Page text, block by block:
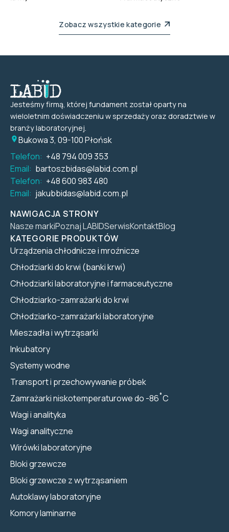
Zobacz wszystkie kategorie
Jesteśmy firmą, której fundament został oparty na
wieloletnim doświadczeniu w sprzedaży oraz doradztwie w
branży laboratoryjnej.
Bukowa 3, 09-100 Płońsk
Telefon: +48 794 009 353
Email: bartoszbidas@labid.com.pl
Telefon: +48 600 983 480
Email: jakubbidas@labid.com.pl
NAWIGACJA STRONY
Nasze markiPoznaj LABIDSerwisKontaktBlog
KATEGORIE PRODUKTÓW
Urządzenia chłodnicze i mroźnicze
Chłodziarki do krwi (banki krwi)
Chłodziarki laboratoryjne i farmaceutyczne
Chłodziarko-zamrażarki do krwi
Chłodziarko-zamrażarki laboratoryjne
Mieszadła i wytrząsarki
Inkubatory
Systemy wodne
Transport i przechowywanie próbek
Zamrażarki niskotemperaturowe do -86˚C
Wagi i analityka
Wagi analityczne
Wirówki laboratoryjne
Bloki grzewcze
Bloki grzewcze z wytrząsaniem
Autoklawy laboratoryjne
Komory laminarne